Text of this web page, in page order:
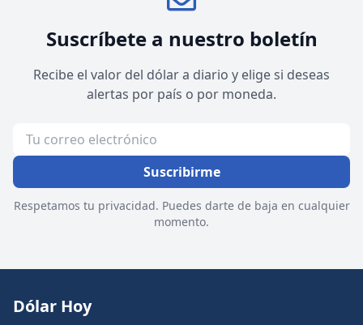
Suscríbete a nuestro boletín
Recibe el valor del dólar a diario y elige si deseas
alertas por país o por moneda.
Suscribirme
Respetamos tu privacidad. Puedes darte de baja en cualquier
momento.
Dólar Hoy